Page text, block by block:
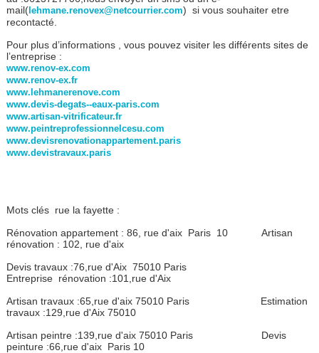
mail(lehmane.renovex@netcourrier.com) si vous souhaiter etre
recontacté.
Pour plus d’informations , vous pouvez visiter les différents sites de
l’entreprise :
www.renov-ex.com
www.renov-ex.fr
www.lehmanerenove.com
www.devis-degats--eaux-paris.com
www.artisan-vitrificateur.fr
www.peintreprofessionnelcesu.com
www.devisrenovationappartement.paris
www.devistravaux.paris
Mots clés rue la fayette :
Rénovation appartement : 86, rue d'aix Paris 10 Artisan
rénovation : 102, rue d'aix
Devis travaux :76,rue d'Aix 75010 Paris
Entreprise rénovation :101,rue d'Aix
Artisan travaux :65,rue d'aix 75010 Paris Estimation
travaux :129,rue d'Aix 75010
Artisan peintre :139,rue d'aix 75010 Paris Devis
peinture :66,rue d'aix Paris 10